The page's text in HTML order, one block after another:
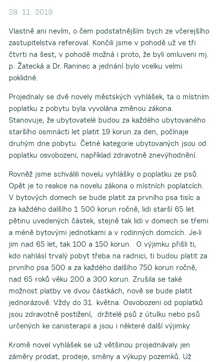
28. 11. 2019
Vlastně ani nevím, o čem podstatnějším bych ze včerejšího
zastupitelstva referoval. Končili jsme v pohodě už ve tři
čtvrti na šest, v pohodě možná i proto, že byli omluveni mj.
p. Žatecká a Dr. Raninec a jednání bylo vcelku velmi
poklidné.
Projednaly se dvě novely městských vyhlášek, ta o místním
poplatku z pobytu byla vyvolána změnou zákona.
Stanovuje, že ubytovatelé budou za každého ubytovaného
staršího osmnácti let platit 19 korun za den, počínaje
druhým dne pobytu. Četné kategorie ubytovaných jsou od
poplatku osvobozeni, například zdravotně znevýhodnění.
Rovněž jsme schválili novelu vyhlášky o poplatku ze psů.
Opět je to reakce na novelu zákona o místních poplatcích.
V bytových domech se bude platit za prvního psa tisíc a
za každého dalšího 1 500 korun ročně, lidi starší 65 let
pětinu uvedených částek, stejně tak lidi v domech se třemi
a méně bytovými jednotkami a v rodinných domcích. Je-li
jim nad 65 let, tak 100 a 150 korun. O výjimku přišli ti,
kdo nahlásí trvalý pobyt třeba na radnici, ti budou platit za
prvního psa 500 a za každého dalšího 750 korun ročně,
nad 65 roků věku 200 a 300 korun. Zrušila se také
možnost platby ve dvou částkách, nově se bude platit
jednorázově. Vždy do 31. května. Osvobozeni od poplatků
jsou zdravotně postižení, držitelé psů z útulku nebo psů
určených ke canisterapii a jsou i některé další výjimky.
Kromě novel vyhlášek se už většinou projednávaly jen
záměry prodat, prodeje, směny a výkupy pozemků. Už